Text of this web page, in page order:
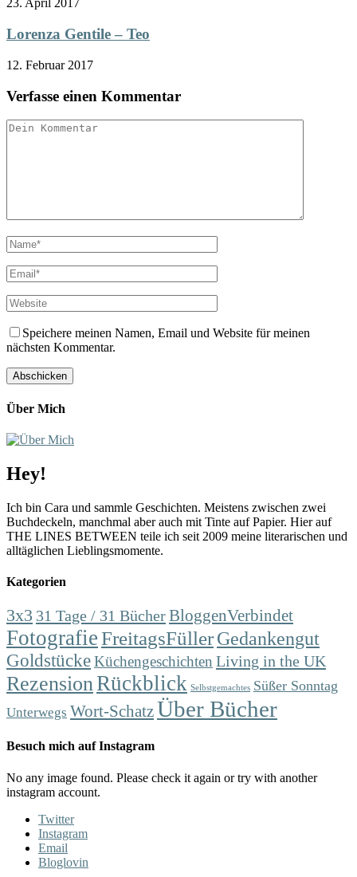
23. April 2017
Lorenza Gentile – Teo
12. Februar 2017
Verfasse einen Kommentar
Speichere meinen Namen, Email und Website für meinen
nächsten Kommentar.
Über Mich
Hey!
Ich bin Cara und sammle Geschichten. Meistens zwischen zwei
Buchdeckeln, manchmal aber auch mit Tinte auf Papier. Hier auf
THE LINES BETWEEN teile ich seit 2009 meine literarischen und
alltäglichen Lieblingsmomente.
Kategorien
3x3 31 Tage / 31 BücherBloggenVerbindet
FotografieFreitagsFüllerGedankengut
GoldstückeKüchengeschichten Living in the UK
RezensionRückblick Selbstgemachtes Süßer Sonntag
Unterwegs Wort-SchatzÜber Bücher
Besuch mich auf Instagram
No any image found. Please check it again or try with another
instagram account.
Twitter
Instagram
Email
Bloglovin